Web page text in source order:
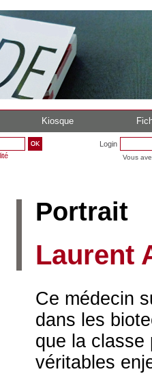
Kiosque
Login
Vous
Portrait
Laurent
Ce médecin
dans les
que la classe
véritables